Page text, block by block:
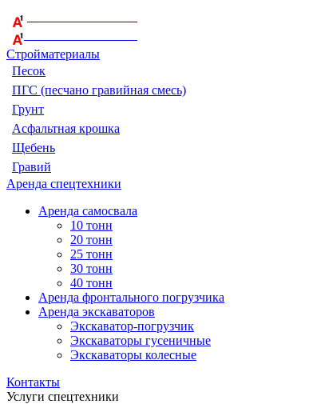
Стройматериалы
Песок
ПГС (песчано гравийная смесь)
Грунт
Асфальтная крошка
Щебень
Гравий
Аренда спецтехники
Аренда самосвала
10 тонн
20 тонн
25 тонн
30 тонн
40 тонн
Аренда фронтального погрузчика
Аренда экскаваторов
Экскаватор-погрузчик
Экскаваторы гусеничные
Экскаваторы колесные
Контакты
Услуги спецтехники